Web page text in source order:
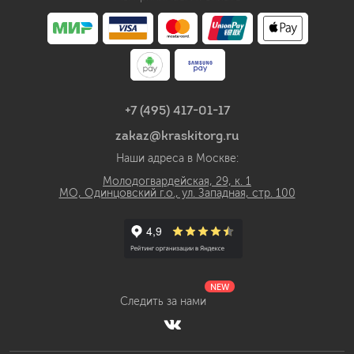
+7 (495) 417-01-17
zakaz@kraskitorg.ru
Наши адреса в Москве:
Молодогвардейская, 29, к. 1
МО, Одинцовский г.о., ул. Западная, стр. 100
Следить за нами
NEW